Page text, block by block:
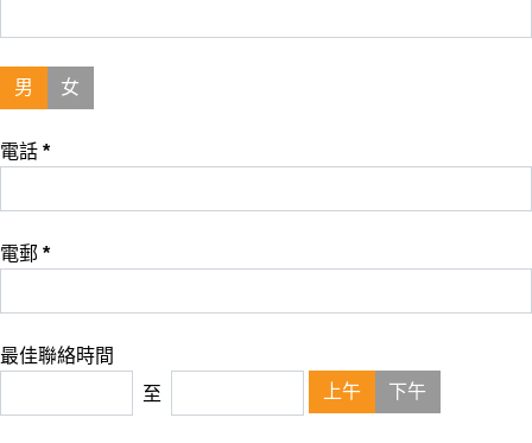
男 女
電話 *
電郵 *
最佳聯絡時間
至
上午 下午